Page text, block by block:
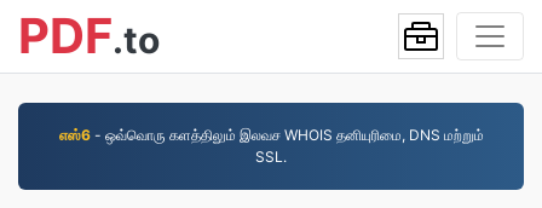
PDF.to
எஸ்6- ஒவ்வொரு களத்திலும் இலவச WHOIS தனியுரிமை, DNS மற்றும்
SSL.